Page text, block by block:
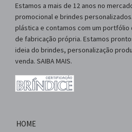
Estamos a mais de 12 anos no
promocional e brindes
plástica e contamos com um portfólio
de fabricação própria. Estamos
ideia do brindes, personalização
venda. SAIBA MAIS.
HOME